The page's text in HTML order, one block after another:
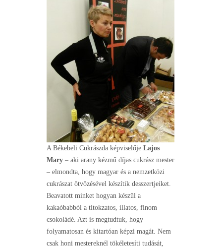
A Békebeli Cukrászda képviselője Lajos
Mary – aki arany kézmű díjas cukrász mester
– elmondta, hogy magyar és a nemzetközi
cukrászat ötvözésével készítik desszertjeiket.
Beavatott minket hogyan készül a
kakaóbabból a titokzatos, illatos, finom
csokoládé. Azt is megtudtuk, hogy
folyamatosan és kitartóan képzi magát. Nem
csak honi mestereknél tökéletesíti tudását,